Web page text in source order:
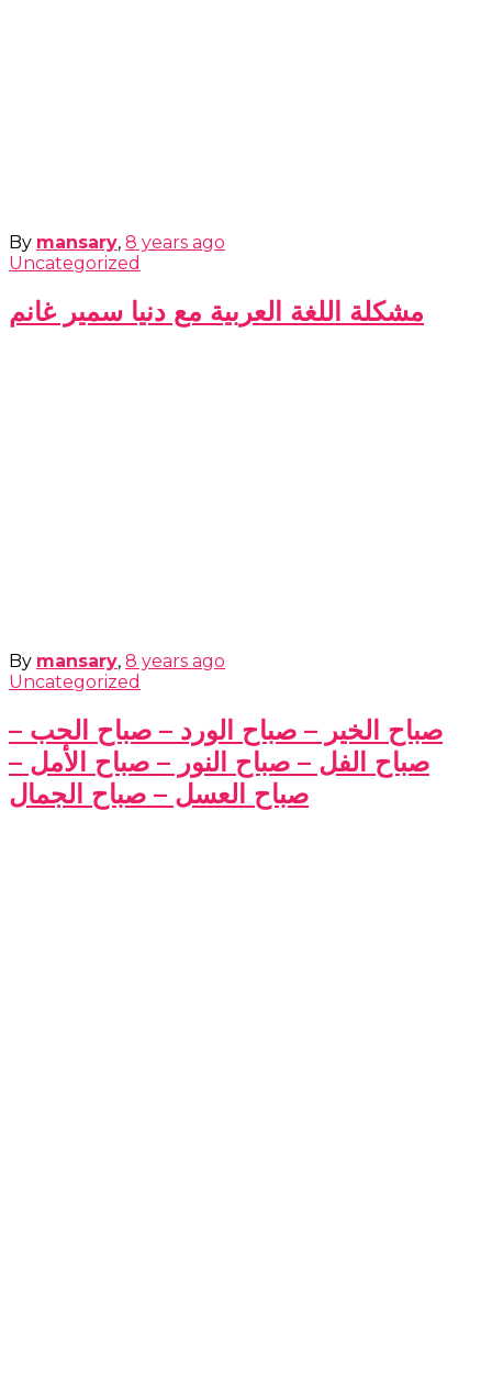
By mansary, 8 years ago
Uncategorized
مشكلة اللغة العربية مع دنيا سمير غانم
By mansary, 8 years ago
Uncategorized
صباح الخير – صباح الورد – صباح الحب –
صباح الفل – صباح النور – صباح الأمل –
صباح العسل – صباح الجمال